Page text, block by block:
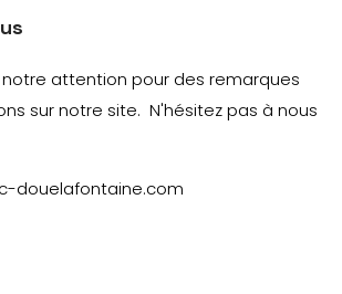
attention pour des remarques
sur notre site. N'hésitez pas à nous
douelafontaine.com